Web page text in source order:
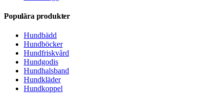
Populära produkter
Hundbädd
Hundböcker
Hundfriskvård
Hundgodis
Hundhalsband
Hundkläder
Hundkoppel